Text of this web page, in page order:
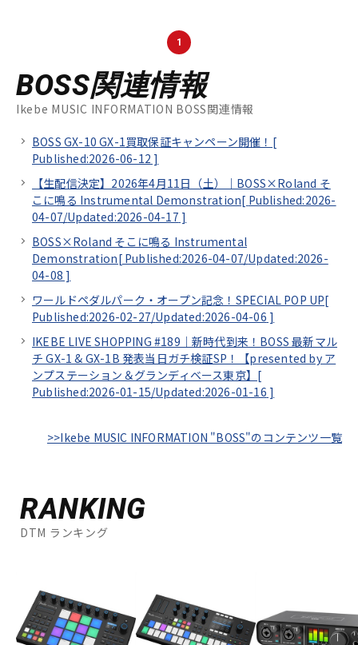
1
BOSS関連情報
Ikebe MUSIC INFORMATION BOSS関連情報
BOSS GX-10 GX-1買取保証キャンペーン開催！[
Published:2026-06-12 ]
【生配信決定】2026年4月11日（土）｜BOSS×Roland そ
こに鳴る Instrumental Demonstration[ Published:2026-
04-07/Updated:2026-04-17 ]
BOSS×Roland そこに鳴る Instrumental
Demonstration[ Published:2026-04-07/Updated:2026-
04-08 ]
ワールドペダルパーク・オープン記念！SPECIAL POP UP[
Published:2026-02-27/Updated:2026-04-06 ]
IKEBE LIVE SHOPPING #189｜新時代到来！BOSS 最新マル
チ GX-1 & GX-1B 発表当日ガチ検証SP！【presented by ア
ンプステーション＆グランディベース東京】[
Published:2026-01-15/Updated:2026-01-16 ]
>>Ikebe MUSIC INFORMATION "BOSS"のコンテンツ一覧
RANKING
DTM ランキング